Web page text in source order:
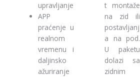
upravljanje
APP
praćenje u
realnom
vremenu i
daljinsko
ažuriranje
t montaže
na zid ili
postavljanj
a na pod.
U paketu
dolazi sa
zidnim